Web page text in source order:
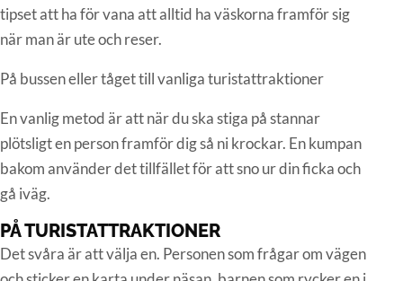
tipset att ha för vana att alltid ha väskorna framför sig
när man är ute och reser.
På bussen eller tåget till vanliga turistattraktioner
En vanlig metod är att när du ska stiga på stannar
plötsligt en person framför dig så ni krockar. En kumpan
bakom använder det tillfället för att sno ur din ficka och
gå iväg.
PÅ TURISTATTRAKTIONER
Det svåra är att välja en. Personen som frågar om vägen